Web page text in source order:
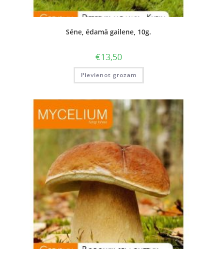
Sēne, ēdamā gailene, 10g.
€13,50
Pievienot grozam